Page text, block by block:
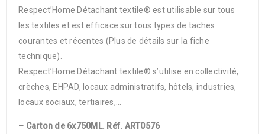
Respect’Home Détachant textile® est utilisable sur tous
les textiles et est efficace sur tous types de taches
courantes et récentes (Plus de détails sur la fiche
technique).
Respect’Home Détachant textile® s’utilise en collectivité,
crèches, EHPAD, locaux administratifs, hôtels, industries,
locaux sociaux, tertiaires,…
– Carton de 6x750ML. Réf. ART0576